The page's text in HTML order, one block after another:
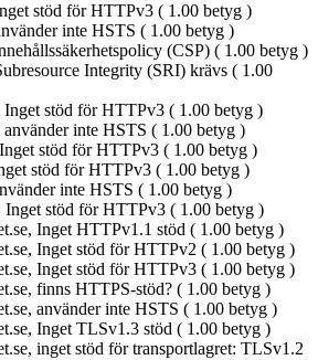
stöd för HTTPv3 ( 1.00 betyg )
inte HSTS ( 1.00 betyg )
(CSP) ( 1.00 betyg )
Integrity (SRI) krävs ( 1.00
stöd för HTTPv3 ( 1.00 betyg )
inte HSTS ( 1.00 betyg )
stöd för HTTPv3 ( 1.00 betyg )
stöd för HTTPv3 ( 1.00 betyg )
inte HSTS ( 1.00 betyg )
Inget stöd för HTTPv3 ( 1.00 betyg )
Inget HTTPv1.1 stöd ( 1.00 betyg )
Inget stöd för HTTPv2 ( 1.00 betyg )
Inget stöd för HTTPv3 ( 1.00 betyg )
finns HTTPS-stöd? ( 1.00 betyg )
använder inte HSTS ( 1.00 betyg )
Inget TLSv1.3 stöd ( 1.00 betyg )
inget stöd för transportlagret: TLSv1.2